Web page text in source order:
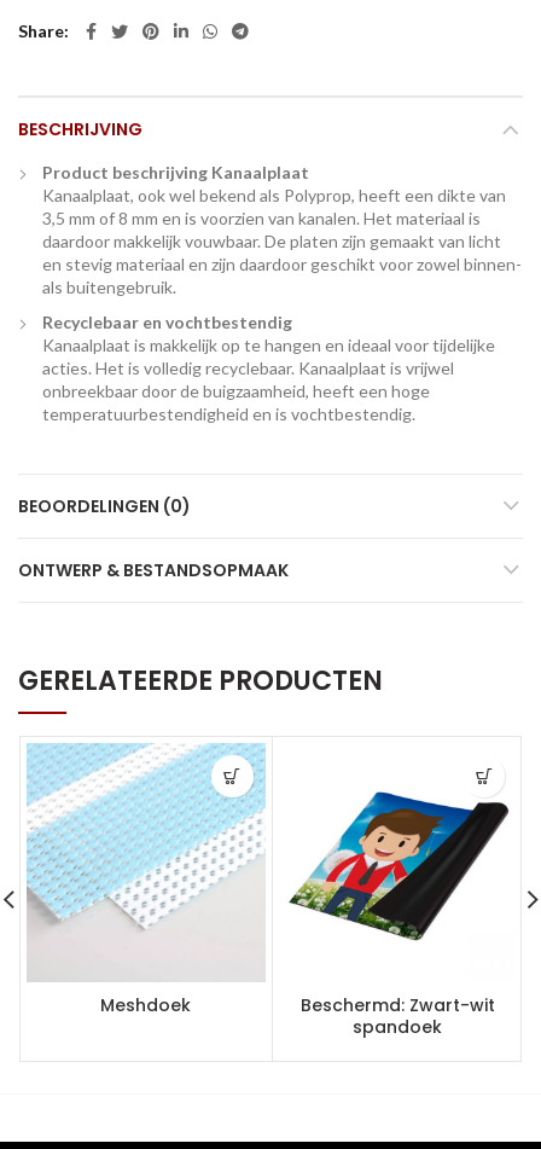
Share
BESCHRIJVING
Product beschrijving Kanaalplaat
Kanaalplaat, ook wel bekend als Polyprop, heeft een dikte van
3,5 mm of 8 mm en is voorzien van kanalen. Het materiaal is
daardoor makkelijk vouwbaar. De platen zijn gemaakt van licht
en stevig materiaal en zijn daardoor geschikt voor zowel binnen-
als buitengebruik.
Recyclebaar en vochtbestendig
Kanaalplaat is makkelijk op te hangen en ideaal voor tijdelijke
acties. Het is volledig recyclebaar. Kanaalplaat is vrijwel
onbreekbaar door de buigzaamheid, heeft een hoge
temperatuurbestendigheid en is vochtbestendig.
BEOORDELINGEN (0)
ONTWERP & BESTANDSOPMAAK
GERELATEERDE PRODUCTEN
Meshdoek
Beschermd: Zwart-wit
spandoek